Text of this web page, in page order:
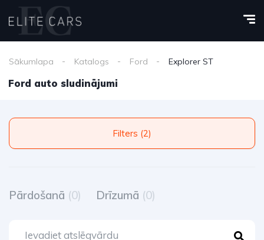
Sākumlapa Katalogs Ford Explorer ST
Ford auto sludinājumi
Filters (2)
Pārdošanā (0) Drīzumā (0)